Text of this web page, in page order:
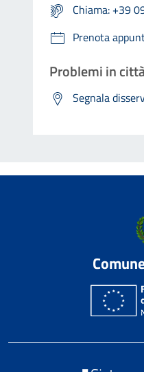
Chiama: +39
Prenota
Problemi in
Segnala